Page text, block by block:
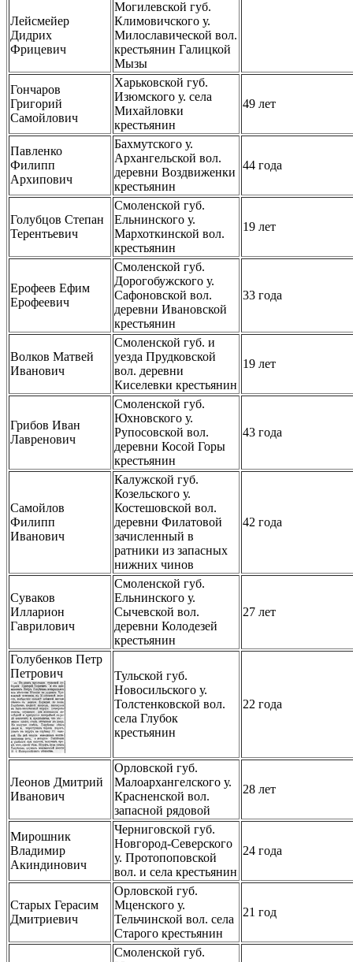
Лейсмейер
Дидрих
Фрицевич
Могилевской губ.
Климовичского у.
Милославической вол.
крестьянин Галицкой
Мызы
Гончаров
Григорий
Самойлович
Харьковской губ.
Изюмского у. села
Михайловки
крестьянин
49 лет
Павленко
Филипп
Архипович
Бахмутского у.
Архангельской вол.
деревни Воздвиженки
крестьянин
44 года
Голубцов Степан
Терентьевич
Смоленской губ.
Ельнинского у.
Мархоткинской вол.
крестьянин
19 лет
Ерофеев Ефим
Ерофеевич
Смоленской губ.
Дорогобужского у.
Сафоновской вол.
деревни Ивановской
крестьянин
33 года
Волков Матвей
Иванович
Смоленской губ. и
уезда Прудковской
вол. деревни
Киселевки крестьянин
19 лет
Грибов Иван
Лавренович
Смоленской губ.
Юхновского у.
Рупосовской вол.
деревни Косой Горы
крестьянин
43 года
Самойлов
Филипп
Иванович
Калужской губ.
Козельского у.
Костешовской вол.
деревни Филатовой
зачисленный в
ратники из запасных
нижних чинов
42 года
Суваков
Илларион
Гаврилович
Смоленской губ.
Ельнинского у.
Сычевской вол.
деревни Колодезей
крестьянин
27 лет
Голубенков Петр
Петрович
Тульской губ.
Новосильского у.
Толстенковской вол.
села Глубок
крестьянин
22 года
Леонов Дмитрий
Иванович
Орловской губ.
Малоархангелского у.
Красненской вол.
запасной рядовой
28 лет
Мирошник
Владимир
Акиндинович
Черниговской губ.
Новгород-Северского
у. Протопоповской
вол. и села крестьянин
24 года
Старых Герасим
Дмитриевич
Орловской губ.
Мценского у.
Тельчинской вол. села
Старого крестьянин
21 год
Смоленской губ.